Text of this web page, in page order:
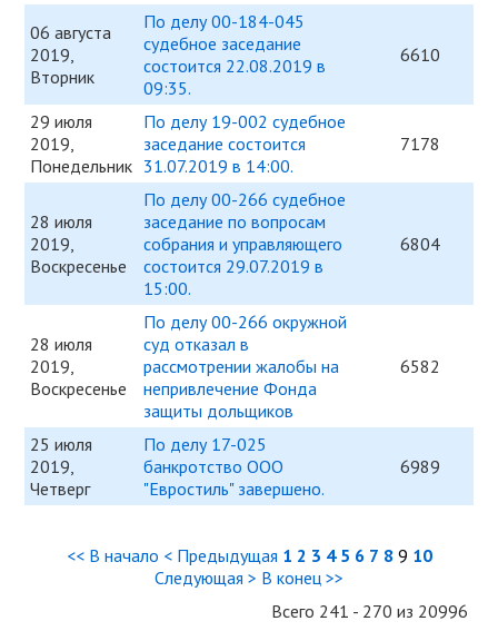
06 августа
2019,
Вторник
По делу 00-184-045
судебное заседание
состоится 22.08.2019 в
09:35.
6610
29 июля
2019,
Понедельник
По делу 19-002 судебное
заседание состоится
31.07.2019 в 14:00.
7178
28 июля
2019,
Воскресенье
По делу 00-266 судебное
заседание по вопросам
собрания и управляющего
состоится 29.07.2019 в
15:00.
6804
28 июля
2019,
Воскресенье
По делу 00-266 окружной
суд отказал в
рассмотрении жалобы на
непривлечение Фонда
защиты дольщиков
6582
25 июля
2019,
Четверг
По делу 17-025
банкротство ООО
"Евростиль" завершено.
6989
<< В начало < Предыдущая 1 2 3 4 5 6 7 8 9 10
Следующая > В конец >>
Всего 241 - 270 из 20996